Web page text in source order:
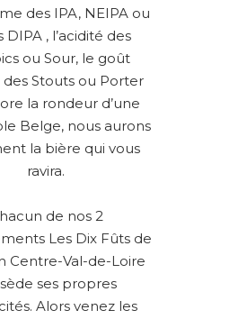
des IPA, NEIPA ou
DIPA , l’acidité des
ou Sour, le goût
Stouts ou Porter
la rondeur d’une
Belge, nous aurons
la bière qui vous
ravira.
de nos 2
Les Dix Fûts de
Centre-Val-de-Loire
ses propres
Alors venez les